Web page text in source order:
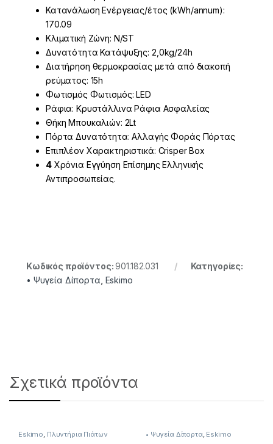
Κατανάλωση Ενέργειας/έτος (kWh/annum):
170.09
Κλιματική Ζώνη: N/ST
Δυνατότητα Κατάψυξης: 2,0kg/24h
Διατήρηση θερμοκρασίας μετά από διακοπή
ρεύματος: 15h
Φωτισμός Φωτισμός: LED
Ράφια: Κρυστάλλινα Ράφια Ασφαλείας
Θήκη Μπουκαλιών: 2Lt
Πόρτα Δυνατότητα: Αλλαγής Φοράς Πόρτας
Επιπλέον Χαρακτηριστικά: Crisper Box
4Χρόνια Εγγύηση Επίσημης Ελληνικής
Αντιπροσωπείας.
Κωδικός προϊόντος:901.182.031
Κατηγορίες:
• Ψυγεία Δίπορτα Eskimo
Σχετικά προϊόντα
Eskimo, Πλυντήρια Πιάτων • Ψυγεία Δίπορτα, Eskimo